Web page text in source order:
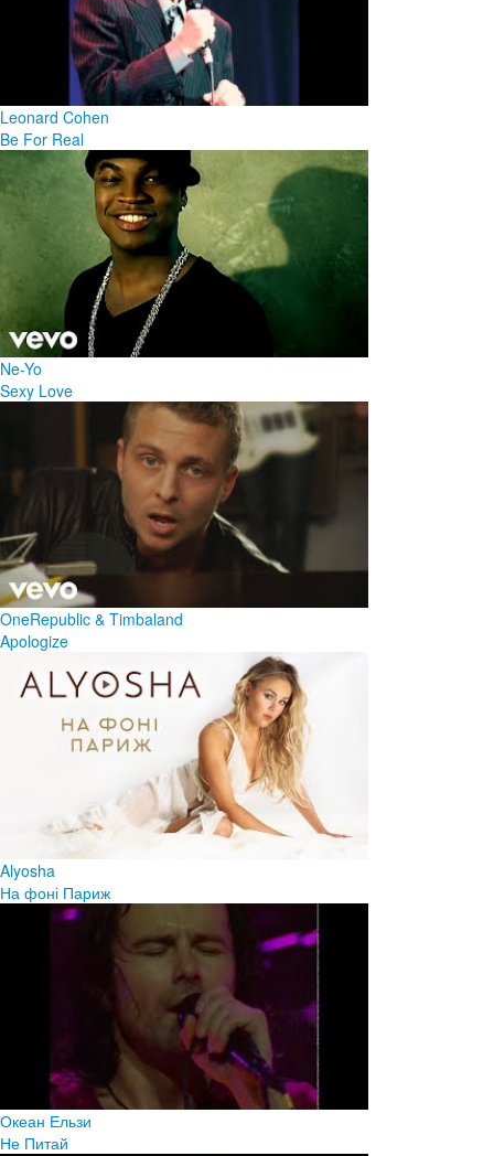
Leonard Cohen
Be For Real
Ne-Yo
Sexy Love
OneRepublic & Timbaland
Apologize
Alyosha
На фоні Париж
Океан Ельзи
Не Питай